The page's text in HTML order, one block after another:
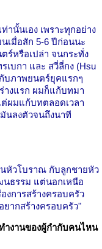
านั้นเอง เพราะทุกอย่าง
เมื่อสัก 5-6 ปีก่อนนะ
ร์หรือเปล่า จนกระทั่ง
บกา และ สวี่ลี่กง (Hsu
บภาพยนตร์ยุคแรกๆ
างแรก ผมก็แก้บทมา
ต่ผมแก้บทตลอดเวลา
นลงตัวจนถึงนาที
หัวโบราณ กับลูกชายหัว
นธรรม แต่นอกเหนือ
งการสร้างครอบครัว
ยากสร้างครอบครัว"
ำงานของผู้กำกับคนไหน